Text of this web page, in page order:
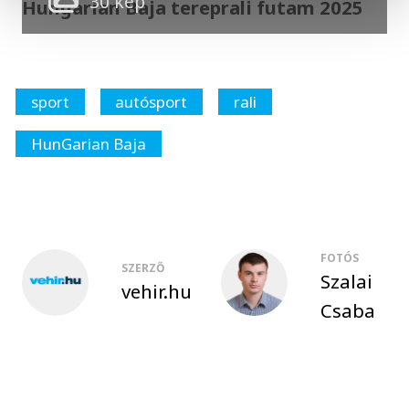
Hungarian Baja tereprali futam 2025
sport autósport
rali
HunGarian Baja
SZERZŐ
vehir.hu
FOTÓS
Szalai
Csaba